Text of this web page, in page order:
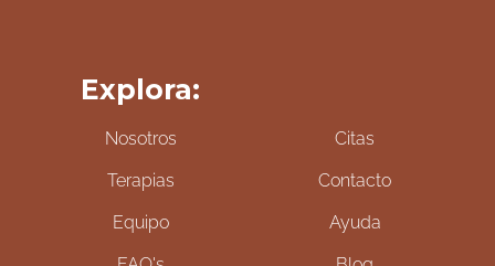
Explora:
Nosotros
Terapias
Equipo
Citas
Contacto
Ayuda